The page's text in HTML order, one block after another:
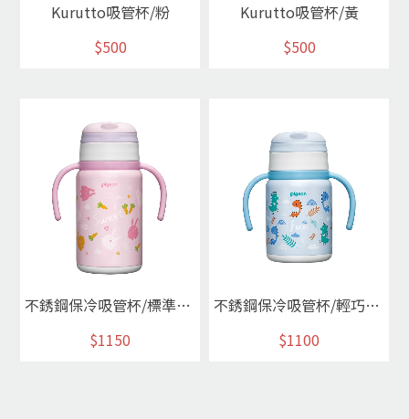
Kurutto吸管杯/粉
$500
Kurutto吸管杯/黃
$500
不銹鋼保冷吸管杯/標準型300ml(兔子)
$1150
不銹鋼保冷吸管杯/輕巧型240ml(恐龍)
$1100